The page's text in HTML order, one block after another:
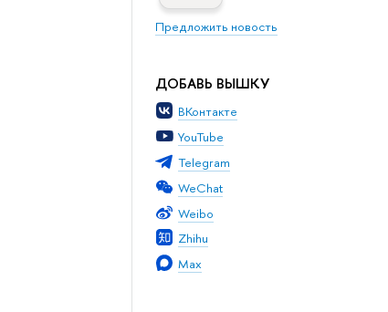
Предложить новость
ДОБАВЬ ВЫШКУ
ВКонтакте
YouTube
Telegram
WeChat
Weibo
Zhihu
Max